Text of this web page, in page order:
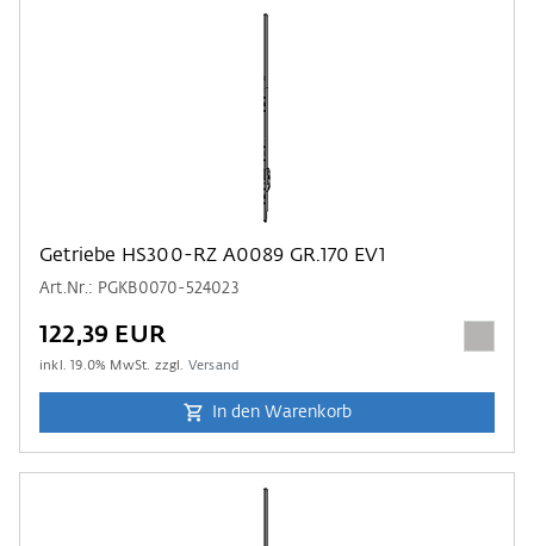
Getriebe HS300-RZ A0089 GR.170 EV1
Art.Nr.: PGKB0070-524023
122,39 EUR
inkl.19.0% MwSt. zzgl. Versand
In den Warenkorb